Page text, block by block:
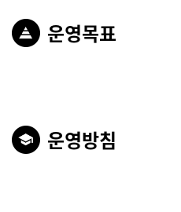
운영목표
운영방침